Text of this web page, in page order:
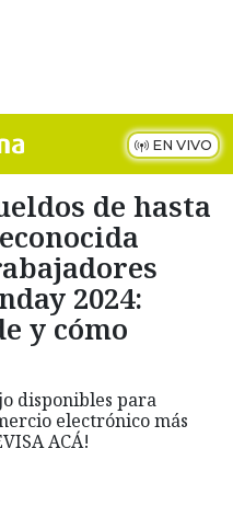
EN VIVO
de hasta
2024:
y cómo
disponibles para
electrónico más
ACÁ!